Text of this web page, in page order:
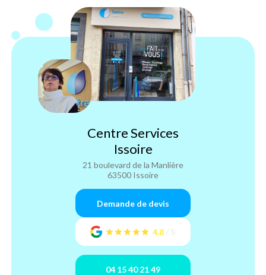
Centre Services
Issoire
21 boulevard de la Manlière
63500 Issoire
4.8
Demande de devis
04 15 40 21 49